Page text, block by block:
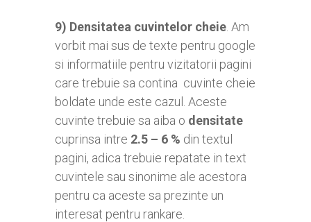
9) Densitatea cuvintelor cheie . Am
vorbit mai sus de texte pentru google
si informatiile pentru vizitatorii pagini
care trebuie sa contina cuvinte cheie
boldate unde este cazul. Aceste
cuvinte trebuie sa aiba o densitate
cuprinsa intre 2.5 – 6 % din textul
pagini, adica trebuie repatate in text
cuvintele sau sinonime ale acestora
pentru ca aceste sa prezinte un
interesat pentru rankare.